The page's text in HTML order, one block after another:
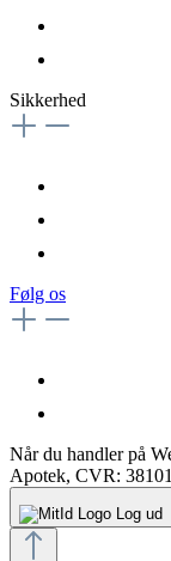
Sikkerhed
Følg os
Når du handler på
Apotek, CVR:
Log ud